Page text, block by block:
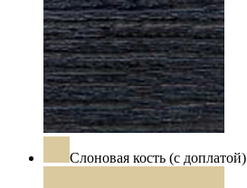
Слоновая кость (с доплатой)